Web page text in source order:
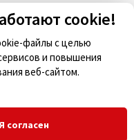
и картона
cookie!
файлы с целью
и повышения
веб-сайтом.
согласен